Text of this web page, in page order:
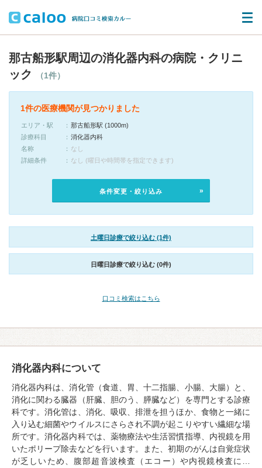
那古船形駅周辺の消化器内科の病院・クリニ
ック
（1件）
1件の医療機関が見つかりました
エリア・駅
那古船形駅 (1000m)
診療科目
消化器内科
名称
なし
詳細条件
なし (曜日や時間帯を指定できます)
条件変更・絞り込み
土曜日診療で絞り込む (1件)
日曜日診療で絞り込む (0件)
口コミ検索はこちら
消化器内科について
消化器内科は、消化管（食道、胃、十二指腸、小腸、大腸）と、
消化に関わる臓器（肝臓、胆のう、膵臓など）を専門とする診療
科です。消化管は、消化、吸収、排泄を担うほか、食物と一緒に
入り込む細菌やウイルスにさらされ不調が起こりやすい繊細な場
所です。消化器内科では、薬物療法や生活習慣指導、内視鏡を用
いたポリープ除去などを行います。また、初期のがんは自覚症状
が乏しいため、腹部超音波検査（エコー）や内視鏡検査に…